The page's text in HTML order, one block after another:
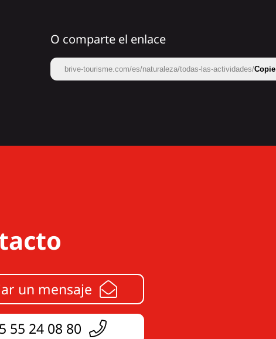
O comparte el enlace
brive-tourisme.com/es/naturaleza/todas-las-actividades/Copie
un mensaje
55 24 08 80